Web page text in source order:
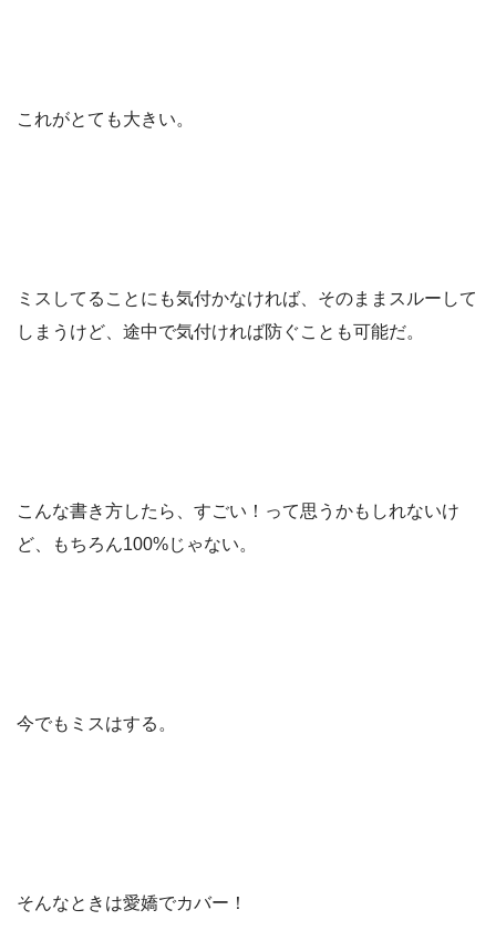
これがとても大きい。
ミスしてることにも気付かなければ、そのままスルーして
しまうけど、途中で気付ければ防ぐことも可能だ。
こんな書き方したら、すごい！って思うかもしれないけ
ど、もちろん100%じゃない。
今でもミスはする。
そんなときは愛嬌でカバー！